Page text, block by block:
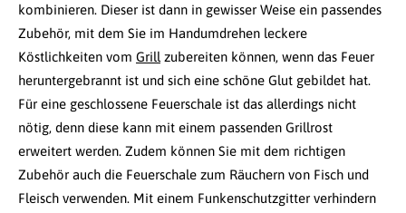
kombinieren. Dieser ist dann in gewisser Weise ein passendes
Zubehör, mit dem Sie im Handumdrehen leckere
Köstlichkeiten vom Grill zubereiten können, wenn das Feuer
heruntergebrannt ist und sich eine schöne Glut gebildet hat.
Für eine geschlossene Feuerschale ist das allerdings nicht
nötig, denn diese kann mit einem passenden Grillrost
erweitert werden. Zudem können Sie mit dem richtigen
Zubehör auch die Feuerschale zum Räuchern von Fisch und
Fleisch verwenden. Mit einem Funkenschutzgitter verhindern